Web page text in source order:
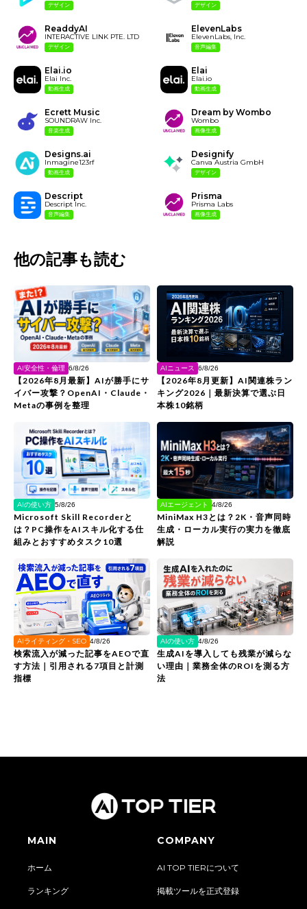
デザイン デザイン
ReaddyAI
INTERACTIVE LINK PTE. LTD
デザイン
ElevenLabs
ElevenLabs, Inc.
音声編集
Elai.io
Elai Inc.
動画生成
Elai
Elai.io
動画生成
Ecrett Music
SOUNDRAW Inc.
音楽生成
Dream by Wombo
Wombo
画像生成
Designs.ai
Inmagine123rf
動画生成
Designify
Canva Austria GmbH
デザイン
Descript
Descript Inc.
音声編集
Prisma
Prisma Labs
画像生成
他の記事も読む
AI安全性・倫理 6/8/26
【2026年8月最新】AIが勝手にサ
イバー攻撃？OpenAI・Claude・
Metaの事例を整理
AIニュース 6/8/26
【2026年8月更新】AI関連株ラン
キング2026｜最新決算で選ぶ日
本株10銘柄
AIの使い方 5/8/26
Microsoft Skill Recorderと
は？PC操作をAIスキル化する仕
組みとおすすめタスク10選
AIエージェント 4/8/26
MiniMax H3とは？2K・音声同時
生成・ローカル実行の実力を徹底
解説
AIライティング・SEO 4/8/26
検索流入が減った記事をAEOで直
す方法｜引用される7項目と計測
指標
AIの使い方 4/8/26
生成AIを導入しても残業が減らな
い理由｜業務全体のROIを測る方
法
MAIN
ホーム
ランキング
COMPANY
AI TOP TIERについて
掲載ツールを正式登録